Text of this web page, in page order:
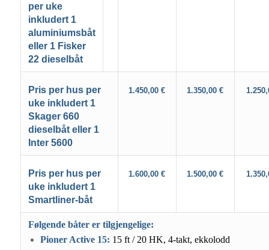
per uke
inkludert 1
aluminiumsbåt
eller 1 Fisker
22 dieselbåt
Pris per hus per
uke inkludert 1
Skager 660
dieselbåt eller 1
Inter 5600
1.450,00 € 1.350,00 €
Pris per hus per
uke inkludert 1
Smartliner-båt
1.600,00 € 1.500,00 €
Følgende båter er tilgjengelige:
Pioner Active 15: 15 ft / 20 HK, 4-takt, ekkolodd